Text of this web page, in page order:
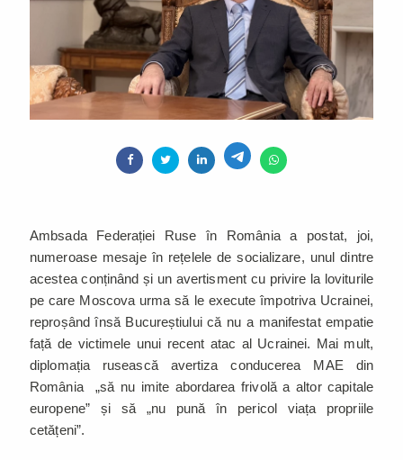
Ambsada Federației Ruse în România a postat, joi,
numeroase mesaje în rețelele de socializare, unul dintre
acestea conținând și un avertisment cu privire la loviturile
pe care Moscova urma să le execute împotriva Ucrainei,
reproșând însă Bucureștiului că nu a manifestat empatie
față de victimele unui recent atac al Ucrainei. Mai mult,
diplomația rusească avertiza conducerea MAE din
România „să nu imite abordarea frivolă a altor capitale
europene” și să „nu pună în pericol viața propriile
cetățeni”.